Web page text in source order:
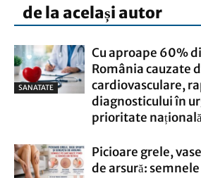
de la același autor
SANATATE
Cu aproape 60%
România cauzate
cardiovasculare,
diagnosticului în
prioritate
Picioare grele,
de arsură: